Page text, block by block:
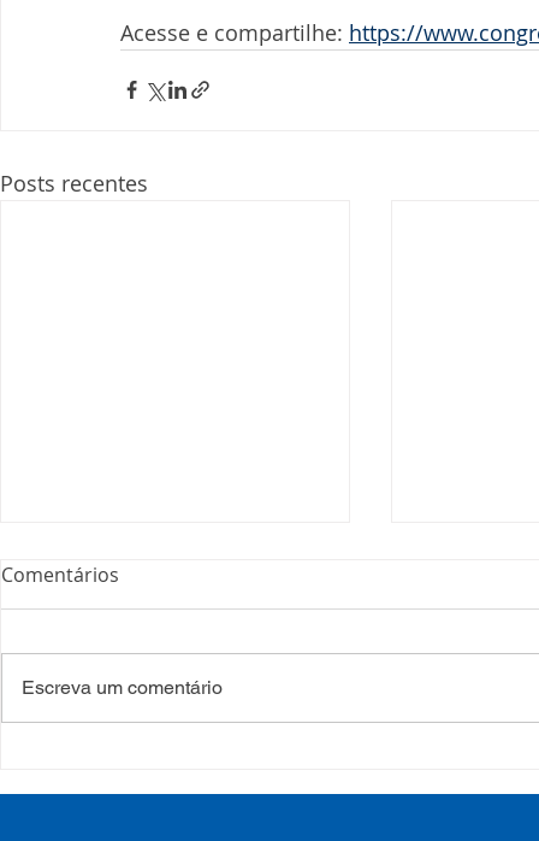
Acesse e compartilhe: https://
Posts recentes
COSEMS/RS reúne gestores
participa
Comentários
Escreva um comentário